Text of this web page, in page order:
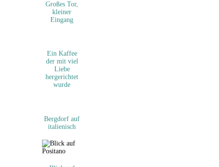
Großes Tor,
kleiner
Eingang
Ein Kaffee
der mit viel
Liebe
hergerichtet
wurde
Bergdorf auf
italienisch